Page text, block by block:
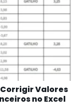
Valores
no Excel